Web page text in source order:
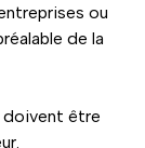
ou
de la
doivent être